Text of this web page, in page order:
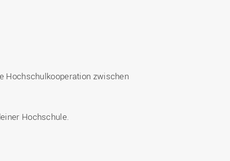
Hochschulkooperation zwischen
Hochschule.